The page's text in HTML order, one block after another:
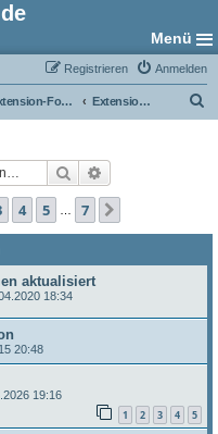
Menü
Anmelden
Registrieren
Extension-Foren Extensions in Entwicklung
Suche
4 5 7
aktualisiert
18:34
20:48
19:16
1 2 3 4 5